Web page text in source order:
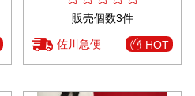
販売個数3件
佐川急便 HOT